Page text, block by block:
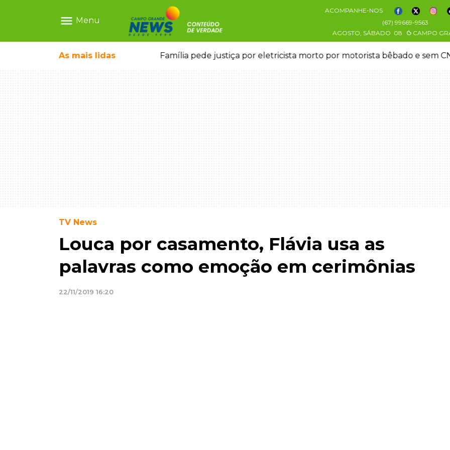
menu Menu
ACOMPANHE-NOS
(67) 99669-9563
AGOSTO, SÁBADO 08 CAMPO
As mais lidas
e morre a caminho do hospital Família pede justiça por eletricista morto por motorista bêbado e sem
TV News
Louca por casamento, Flávia usa as
palavras como emoção em cerimônias
22/11/2019 16:20